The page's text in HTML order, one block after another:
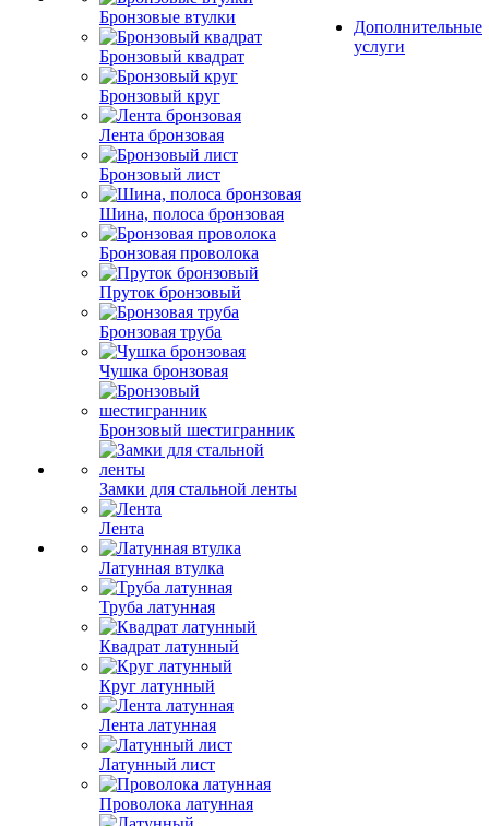
Бронзовые втулки
Бронзовый квадрат
Бронзовый круг
Лента бронзовая
Бронзовый лист
Шина, полоса бронзовая
Бронзовая проволока
Пруток бронзовый
Бронзовая труба
Чушка бронзовая
Бронзовый шестигранник
Замки для стальной ленты
Лента
Латунная втулка
Труба латунная
Квадрат латунный
Круг латунный
Лента латунная
Латунный лист
Проволока латунная
Дополнительные
услуги